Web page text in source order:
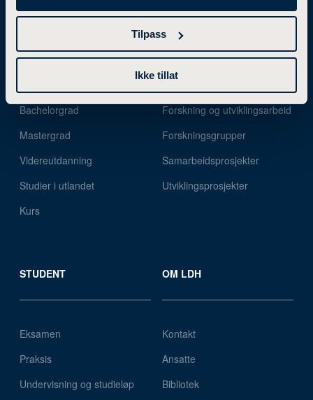
Tilpass
Ikke tillat
STUDIETILBUD
Bachelorgrad
Mastergrad
Videreutdanning
Studier i utlandet
Kurs
FORSKNING
Forskning og utviklingsarbeid
Forskningsgrupper
Samarbeidsprosjekter
Utviklingsprosjekter
STUDENT
Eksamen
Praksis
Undervisning og studieløp
OM LDH
Kontakt
Ansatte
Bibliotek